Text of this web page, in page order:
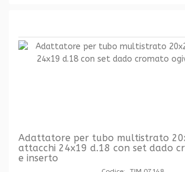
Adattatore per tubo multistrato
attacchi 24x19 d.18 con set dado
e inserto